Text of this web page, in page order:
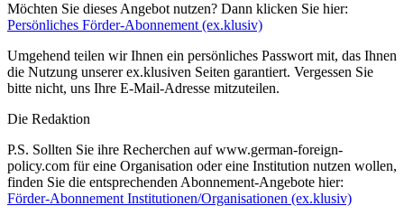
Möchten Sie dieses Angebot nutzen? Dann klicken Sie hier:
Persönliches Förder-Abonnement (ex.klusiv)
Umgehend teilen wir Ihnen ein persönliches Passwort mit, das Ihnen
die Nutzung unserer ex.klusiven Seiten garantiert. Vergessen Sie
bitte nicht, uns Ihre E-Mail-Adresse mitzuteilen.
Die Redaktion
P.S. Sollten Sie ihre Recherchen auf www.german-foreign-
policy.com für eine Organisation oder eine Institution nutzen wollen,
finden Sie die entsprechenden Abonnement-Angebote hier:
Förder-Abonnement Institutionen/Organisationen (ex.klusiv)